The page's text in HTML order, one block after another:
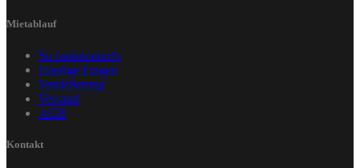
Mietablauf
So funktioniert's
Häufige Fragen
Versicherung
Versand
AGB
Kontakt